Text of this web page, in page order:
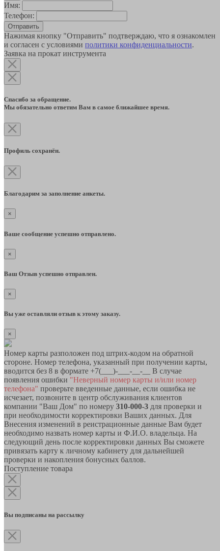
Имя:
Телефон:
Отправить
Нажимая кнопку "Отправить" подтверждаю, что я ознакомлен
и согласен с условиями политики конфиденциальности.
Заявка на прокат инструмента
Спасибо за обращение.
Мы обязательно ответим Вам в самое ближайшее время.
Профиль сохранён.
Благодарим за заполнение анкеты.
×
Ваше сообщение успешно отправлено.
×
Ваш Отзыв успешно отправлен.
×
Вы уже оставляли отзыв к этому заказу.
×
Номер карты разположен под штрих-кодом на обратной
стороне. Номер телефона, указанный при получении карты,
вводится без 8 в формате +7(___)-___-__-__ В случае
появления ошибки "Неверный номер карты и/или номер
телефона" проверьте введенные данные, если ошибка не
исчезает, позвоните в центр обслуживания клиентов
компании "Ваш Дом" по номеру 310-000-3 для проверки и
при необходимости корректировки Ваших данных. Для
Внесения изменений в реистрационные данные Вам будет
необходимо назвать номер карты и Ф.И.О. владельца. На
следующий день после корректировки данных Вы сможете
привязать карту к личному кабинету для дальнейшей
проверки и накопления бонусных баллов.
Поступление товара
Вы подписаны на рассылку